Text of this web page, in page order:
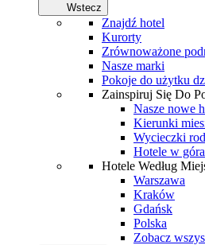
Wstecz
Znajdź hotel
Kurorty
Zrównoważone
Nasze marki
Pokoje do użytku
Zainspiruj Się Do
Nasze nowe
Kierunki
Wycieczki
Hotele w
Hotele Według
Warszawa
Kraków
Gdańsk
Polska
Zobacz